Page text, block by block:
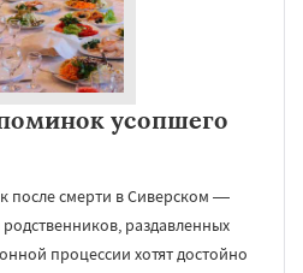
усопшего
после смерти в Сиверском —
раздавленных
процессии хотят достойно